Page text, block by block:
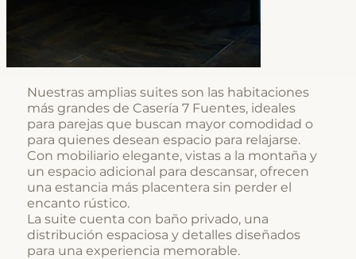
Nuestras amplias suites son las habitaciones
más grandes de Casería 7 Fuentes, ideales
para parejas que buscan mayor comodidad o
para quienes desean espacio para relajarse.
Con mobiliario elegante, vistas a la montaña y
un espacio adicional para descansar, ofrecen
una estancia más placentera sin perder el
encanto rústico.
La suite cuenta con baño privado, una
distribución espaciosa y detalles diseñados
para una experiencia memorable.